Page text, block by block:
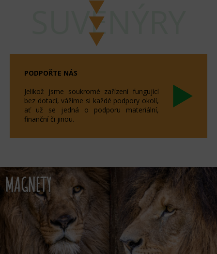
SUVENÝRY
PODPOŘTE NÁS
Jelikož jsme soukromé zařízení fungující
bez dotací, vážíme si každé podpory okolí,
ať už se jedná o podporu materiální,
finanční či jinou.
MAGNETY